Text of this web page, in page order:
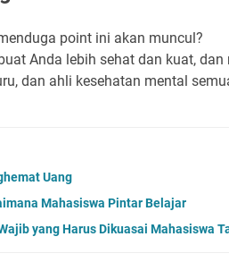
point ini akan muncul?
Anda lebih sehat dan kuat,
dan ahli kesehatan mental
Uang
Mahasiswa Pintar Belajar
yang Harus Dikuasai Mahasiswa